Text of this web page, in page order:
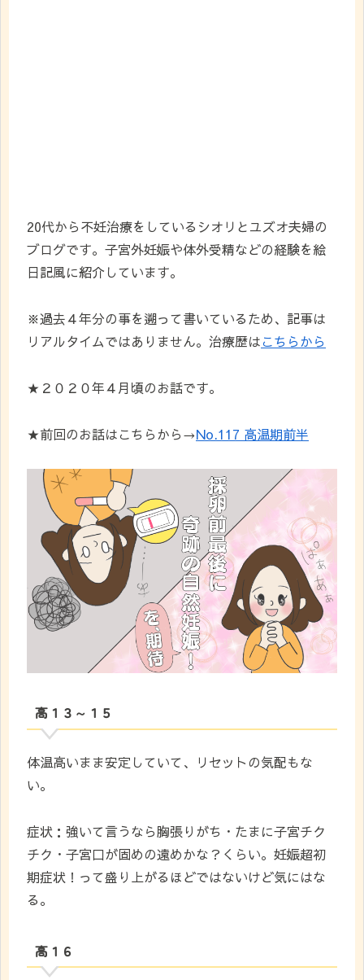
20代から不妊治療をしているシオリとユズオ夫婦の
ブログです。子宮外妊娠や体外受精などの経験を絵
日記風に紹介しています。
※過去４年分の事を遡って書いているため、記事は
リアルタイムではありません。治療歴はこちらから
★２０２０年４月頃のお話です。
★前回のお話はこちらから→No.117 高温期前半
高１３～１５
体温高いまま安定していて、リセットの気配もな
い。
症状：強いて言うなら胸張りがち・たまに子宮チク
チク・子宮口が固めの遠めかな？くらい。妊娠超初
期症状！って盛り上がるほどではないけど気にはな
る。
高１６